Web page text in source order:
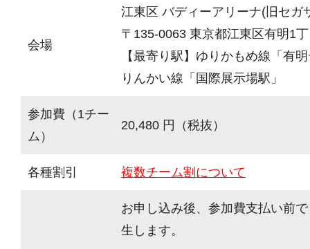
会場
江東区 バディーアリーナ(旧セガ
〒135-0063 東京都江東区有明1
【最寄り駅】ゆりかもめ線「有
りんかい線「国際展示場駅」
参加費（1チー
ム）
20,480 円（税抜）
各種割引 複数チーム割について
お申し込み後、参加費支払い前
生します。